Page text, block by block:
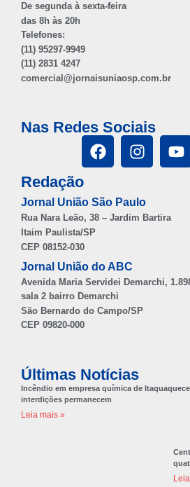
De segunda à sexta-feira
das 8h às 20h
Telefones:
(11) 95297-9949
(11) 2831 4247
comercial@jornaisuniaosp.com.br
Nas Redes Sociais
Redação
Jornal União São Paulo
Rua Nara Leão, 38 – Jardim Bartira
Itaim Paulista/SP
CEP 08152-030
Jornal União do ABC
Avenida Maria Servidei Demarchi,
sala 2 bairro Demarchi
São Bernardo do Campo/SP
CEP 09820-000
Últimas Notícias
Incêndio em empresa química de
interdições permanecem
Leia mais »